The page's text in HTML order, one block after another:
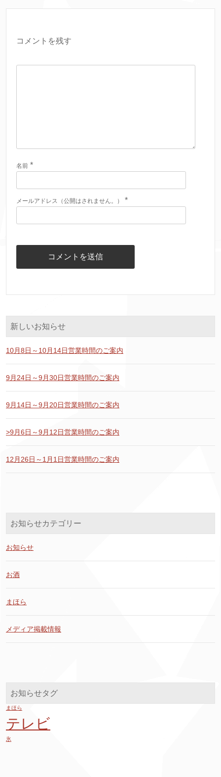
コメントを残す
名前 *
メールアドレス（公開はされません。） *
新しいお知らせ
10月8日～10月14日営業時間のご案内
9月24日～9月30日営業時間のご案内
9月14日～9月20日営業時間のご案内
>9月6日～9月12日営業時間のご案内
12月26日～1月1日営業時間のご案内
お知らせカテゴリー
お知らせ
お酒
まほら
メディア掲載情報
お知らせタグ
まほら
テレビ
氷